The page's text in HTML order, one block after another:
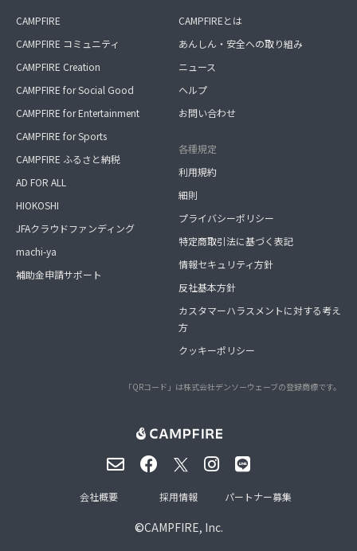
CAMPFIRE
CAMPFIRE コミュニティ
CAMPFIRE Creation
CAMPFIRE for Social Good
CAMPFIRE for Entertainment
CAMPFIRE for Sports
CAMPFIRE ふるさと納税
AD FOR ALL
HIOKOSHI
JFAクラウドファンディング
machi-ya
補助金申請サポート
CAMPFIREとは
あんしん・安全への取り組み
ニュース
ヘルプ
お問い合わせ
各種規定
利用規約
細則
プライバシーポリシー
特定商取引法に基づく表記
情報セキュリティ方針
反社基本方針
カスタマーハラスメントに対する考え
方
クッキーポリシー
「QRコード」は株式会社デンソーウェーブの登録商標です。
©CAMPFIRE, Inc.
会社概要 採用情報 パートナー募集